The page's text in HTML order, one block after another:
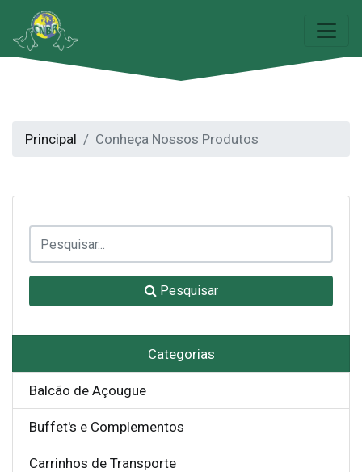
Principal Conheça Nossos Produtos
Pesquisar
Categorias
Balcão de Açougue
Buffet's e Complementos
Carrinhos de Transporte